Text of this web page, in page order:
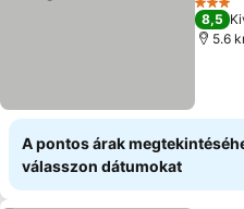
3
8,5
5.6
A pontos árak
válasszon dátumokat